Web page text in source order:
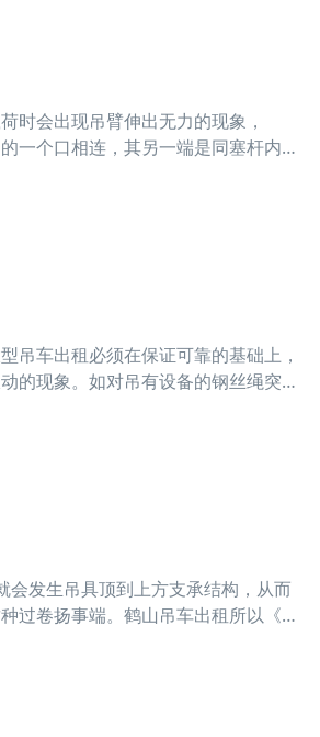
时会出现吊臂伸出无力的现象，
一个口相连，其另一端是同塞杆内部
车出租必须在保证可靠的基础上，
的现象。如对吊有设备的钢丝绳突然
发生吊具顶到上方支承结构，从而
过卷扬事端。鹤山吊车出租所以《起